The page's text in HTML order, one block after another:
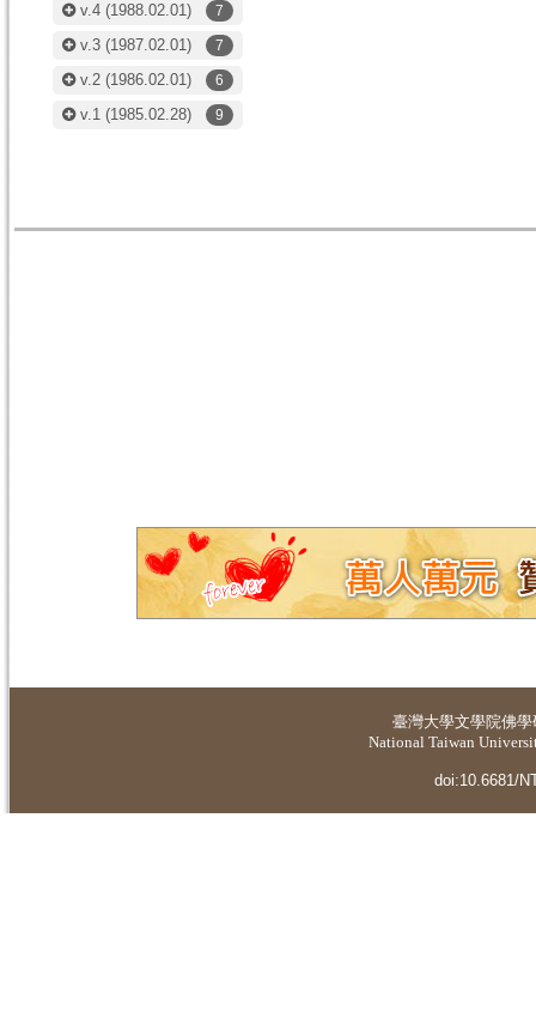
v.4 (1988.02.01) 7
v.3 (1987.02.01) 7
v.2 (1986.02.01) 6
v.1 (1985.02.28) 9
臺灣大學文學院佛
National Taiwan
doi:10.6681/